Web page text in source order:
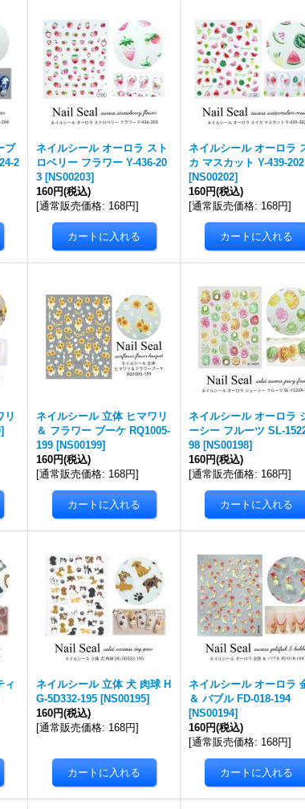
ブ
2
ネイルシール オーロラ スト
ロベリー フラワー Y-436-20
3 [NS00203]
160円(税込)
[通常販売価格: 168円]
ネイルシール オーロラ
カ マスカット Y-439-202
[NS00202]
160円(税込)
[通常販売価格: 168円]
リ
]
ネイルシール 立体 ヒマワリ
＆ フラワー ブーケ RQ1005-
199 [NS00199]
160円(税込)
[通常販売価格: 168円]
ネイルシール オーロラ
ーシー フルーツ SL-
98 [NS00198]
160円(税込)
[通常販売価格: 168円]
ィ
ネイルシール 立体 犬 肉球 H
G-5D332-195 [NS00195]
160円(税込)
[通常販売価格: 168円]
ネイルシール オーロラ
＆ バブル FD-018-194
[NS00194]
160円(税込)
[通常販売価格: 168円]